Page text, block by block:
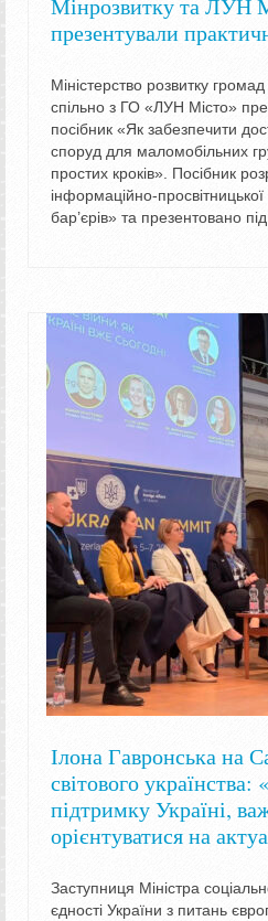
Мінрозвитку та ЛУН
презентували
Міністерство розвитку
спільно з ГО «ЛУН Місто»
посібник «Як забезпечити
споруд для маломобільних
простих кроків». Посібник
інформаційно-
бар’єрів» та презентовано
Ілона Гавронська на
світового
підтримку Україні,
орієнтуватися на
Заступниця Міністра
єдності України з питань